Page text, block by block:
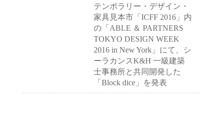
テンポラリー・デザイン・
家具見本市「ICFF 2016」内
の「ABLE ＆ PARTNERS
TOKYO DESIGN WEEK
2016 in New York」にて、シ
ーラカンスK&H 一級建築
士事務所と共同開発した
「Block dice」を発表